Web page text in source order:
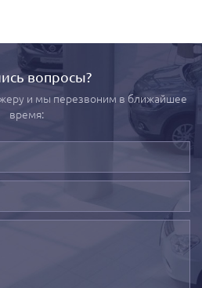
вопросы?
и мы перезвоним в ближайшее
время: